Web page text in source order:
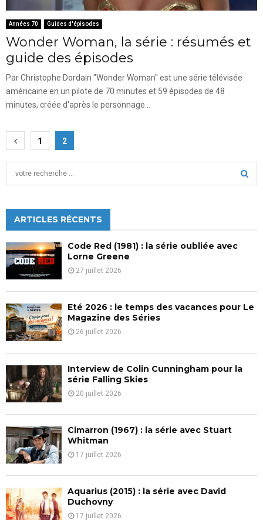
Années 70 Guides d'épisodes
Wonder Woman, la série : résumés et
guide des épisodes
Par Christophe Dordain "Wonder Woman" est une série télévisée
américaine en un pilote de 70 minutes et 59 épisodes de 48
minutes, créée d'après le personnage...
Pagination
des
publications
1 2
h
f
o
r
:
C
ARTICLES RÉCENTS
Code Red (1981) : la série oubliée avec
Lorne Greene
27 juillet 2026
Eté 2026 : le temps des vacances pour Le
Magazine des Séries
26 juillet 2026
Interview de Colin Cunningham pour la
série Falling Skies
20 juillet 2026
Cimarron (1967) : la série avec Stuart
Whitman
17 juillet 2026
Aquarius (2015) : la série avec David
Duchovny
17 juillet 2026